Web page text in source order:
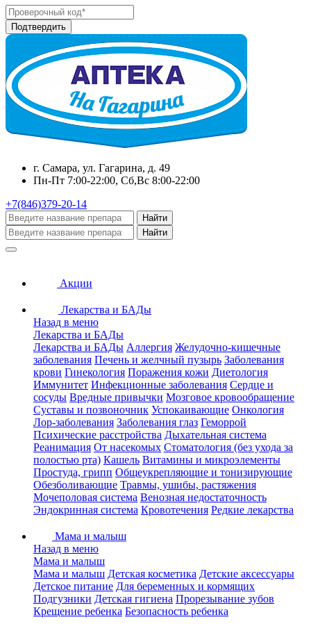
г. Самара, ул. Гагарина, д. 49
Пн-Пт 7:00-22:00, Сб,Вс 8:00-22:00
+7(846)379-20-14
Найти
Найти
Акции
Лекарства и БАДы
Назад в меню
Лекарства и БАДы
Лекарства и БАДы Аллергия Желудочно-кишечные
заболевания Печень и желчный пузырь Заболевания
крови Гинекология Поражения кожи Диетология
Иммунитет Инфекционные заболевания Сердце и
сосуды Вредные привычки Мозговое кровообращение
Суставы и позвоночник Успокаивающие Онкология
Лор-заболевания Заболевания глаз Геморрой
Психические расстройства Дыхательная система
Реанимация От насекомых Стоматология (без ухода за
полостью рта) Кашель Витамины и микроэлементы
Простуда, грипп Общеукрепляющие и тонизирующие
Обезболивающие Травмы, ушибы, растяжения
Мочеполовая система Венозная недостаточность
Эндокринная система Кровотечения Редкие лекарства
Мама и малыш
Назад в меню
Мама и малыш
Мама и малыш Детская косметика Детские аксессуары
Детское питание Для беременных и кормящих
Подгузники Детская гигиена Прорезывание зубов
Крещение ребенка Безопасность ребенка